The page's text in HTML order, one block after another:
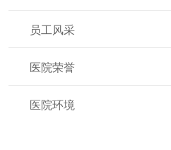
员工风采
医院荣誉
医院环境